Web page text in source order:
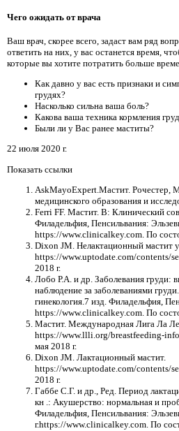
Чего ожидать от врача
Ваш врач, скорее всего, задаст вам ряд
ответить на них, у вас останется время,
которые вы хотите потратить больше
Как давно у вас есть признаки и
грудях?
Насколько сильна ваша боль?
Какова ваша техника кормления
Были ли у Вас ранее маститы?
22 июля 2020 г.
Показать ссылки
AskMayoExpert.Мастит. Рочестер,
медицинского образования и
Ferri FF. Мастит. В: Клинический
Филадельфия, Пенсильвания:
https://www.clinicalkey.com. По
Dixon JM. Нелактационный мастит
https://www.uptodate.com/contents/
2018 г.
Лобо Р.А. и др. Заболевания груди:
наблюдение за заболеваниями
гинекология.7 изд. Филадельфия,
https://www.clinicalkey.com. По
Мастит. Международная Лига Ла
https://www.llli.org/breastfeeding-
мая 2018 г.
Dixon JM. Лактационный мастит.
https://www.uptodate.com/contents/
2018 г.
Габбе С.Г. и др., Ред. Период
кн .: Акушерство: нормальная и
Филадельфия, Пенсильвания:
г.https://www.clinicalkey.com. По